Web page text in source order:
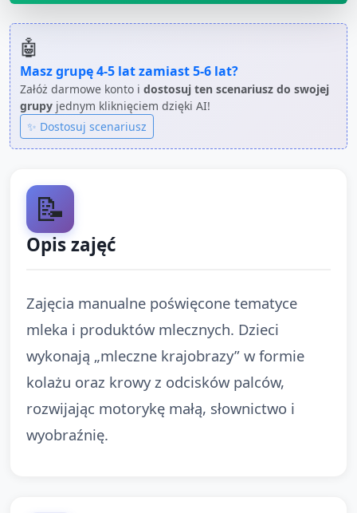
🤖
Masz grupę4-5 latzamiast5-6 lat?
Załóż darmowe konto i dostosuj ten scenariusz do swojej
grupy jednym kliknięciem dzięki AI!
✨ Dostosuj scenariusz
📝
Opis zajęć
Zajęcia manualne poświęcone tematyce
mleka i produktów mlecznych. Dzieci
wykonają „mleczne krajobrazy” w formie
kolażu oraz krowy z odcisków palców,
rozwijając motorykę małą, słownictwo i
wyobraźnię.